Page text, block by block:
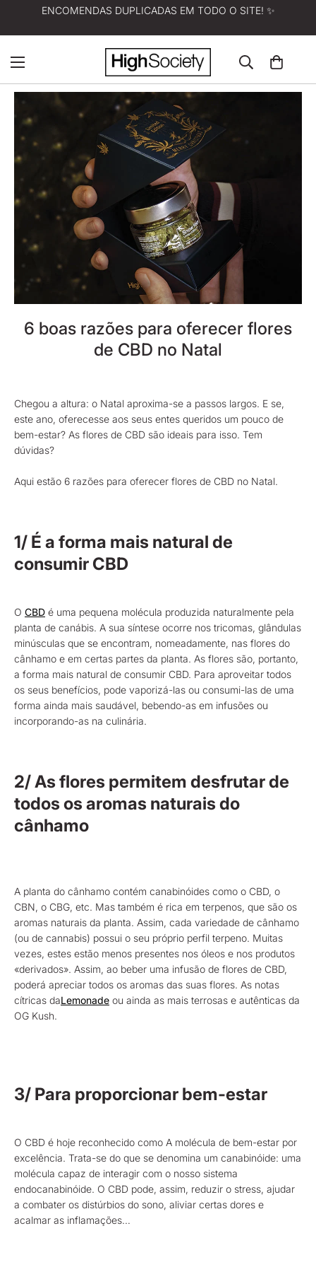
ENCOMENDAS DUPLICADAS EM TODO O SITE! ✨
6 boas razões para oferecer flores
de CBD no Natal
Chegou a altura: o Natal aproxima-se a passos largos. E se,
este ano, oferecesse aos seus entes queridos um pouco de
bem-estar? As flores de CBD são ideais para isso. Tem
dúvidas?
Aqui estão 6 razões para oferecer flores de CBD no Natal.
1/ É a forma mais natural de
consumir CBD
O CBD é uma pequena molécula produzida naturalmente pela
planta de canábis. A sua síntese ocorre nos tricomas, glândulas
minúsculas que se encontram, nomeadamente, nas flores do
cânhamo e em certas partes da planta. As flores são, portanto,
a forma mais natural de consumir CBD. Para aproveitar todos
os seus benefícios, pode vaporizá-las ou consumi-las de uma
forma ainda mais saudável, bebendo-as em infusões ou
incorporando-as na culinária.
2/ As flores permitem desfrutar de
todos os aromas naturais do
cânhamo
A planta do cânhamo contém canabinóides como o CBD, o
CBN, o CBG, etc. Mas também é rica em terpenos, que são os
aromas naturais da planta. Assim, cada variedade de cânhamo
(ou de cannabis) possui o seu próprio perfil terpeno. Muitas
vezes, estes estão menos presentes nos óleos e nos produtos
«derivados». Assim, ao beber uma infusão de flores de CBD,
poderá apreciar todos os aromas das suas flores. As notas
cítricas daLemonade ou ainda as mais terrosas e autênticas da
OG Kush.
3/ Para proporcionar bem-estar
O CBD é hoje reconhecido como A molécula de bem-estar por
excelência. Trata-se do que se denomina um canabinóide: uma
molécula capaz de interagir com o nosso sistema
endocanabinóide. O CBD pode, assim, reduzir o stress, ajudar
a combater os distúrbios do sono, aliviar certas dores e
acalmar as inflamações…